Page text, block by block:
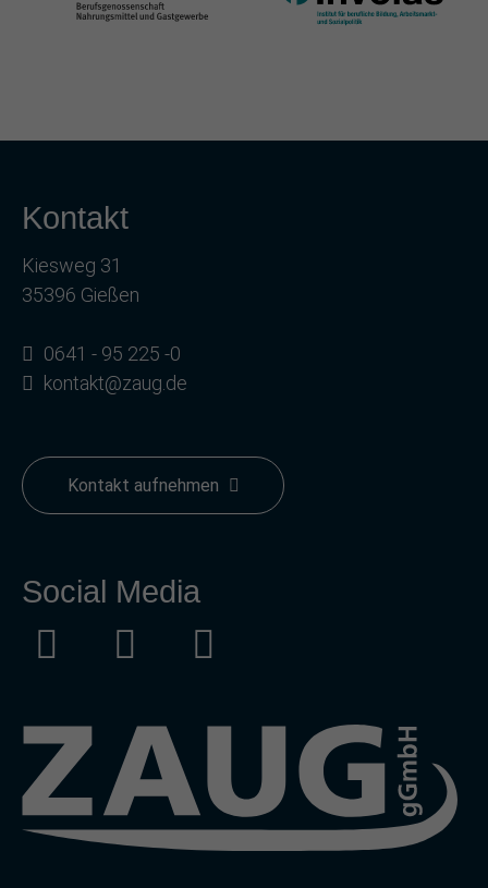
Kontakt
Kiesweg 31
35396 Gießen
0641 - 95 225 -0
kontakt@zaug.de
Kontakt aufnehmen
Social Media